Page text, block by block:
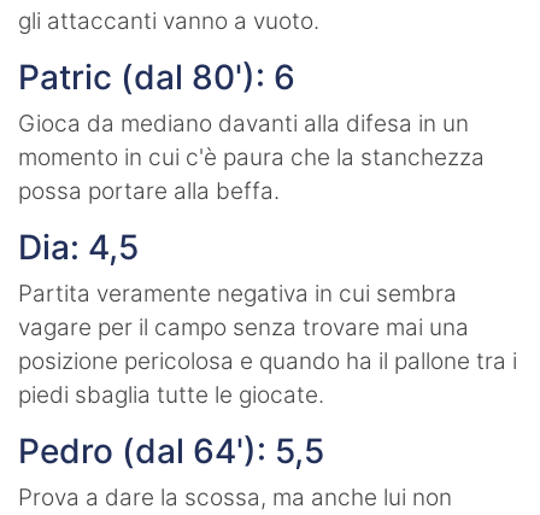
gli attaccanti vanno a vuoto.
Patric (dal 80'): 6
Gioca da mediano davanti alla difesa in un
momento in cui c'è paura che la stanchezza
possa portare alla beffa.
Dia: 4,5
Partita veramente negativa in cui sembra
vagare per il campo senza trovare mai una
posizione pericolosa e quando ha il pallone tra i
piedi sbaglia tutte le giocate.
Pedro (dal 64'): 5,5
Prova a dare la scossa, ma anche lui non